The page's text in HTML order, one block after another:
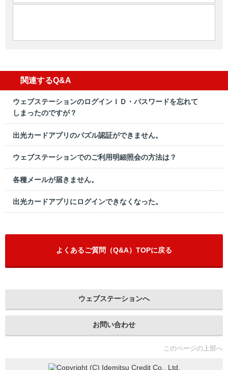
関連するQ&A
ウェブステーションのログインＩＤ・パスワードを忘れて
しまったのですが？
出光カードアプリのパズル認証ができません。
ウェブステーションでのご利用明細照会の方法は？
各種メールが届きません。
出光カードアプリにログインできなくなった。
よくあるご質問（Q&A）TOPに戻る
ウェブステーションへ
お問い合わせ
このページの上部へ